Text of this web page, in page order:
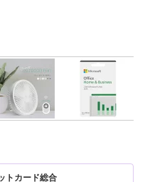
トカード総合